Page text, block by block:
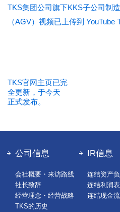
TKS集团公司旗下KKS子公司制
（AGV）视频已上传到 YouTube
TKS官网主页已完
全更新，于今天
正式发布。
公司信息
会社概要・来访路线
社长致辞
经营理念・经营战略
TKS的历史
IR信息
连结资产
连结利润表
连结现金